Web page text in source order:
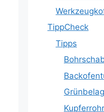
TippCheck
Tipps